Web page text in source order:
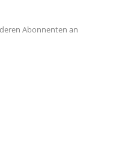
Abonnenten an